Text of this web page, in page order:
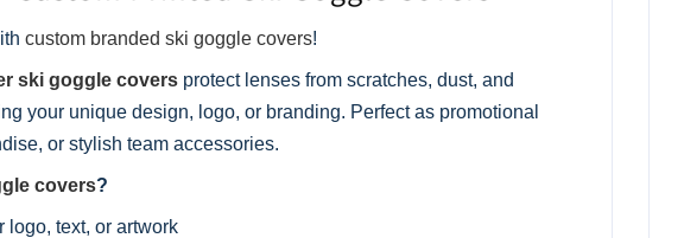
custom branded ski goggle covers!
ski goggle covers protect lenses from scratches, dust, and
your unique design, logo, or branding. Perfect as promotional
or stylish team accessories.
covers?
logo, text, or artwork